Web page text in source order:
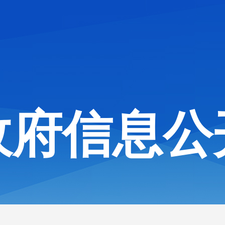
府信息公